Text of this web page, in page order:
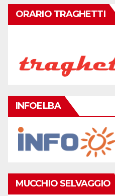
ORARIO TRAGHETTI
INFOELBA
MUCCHIO SELVAGGIO